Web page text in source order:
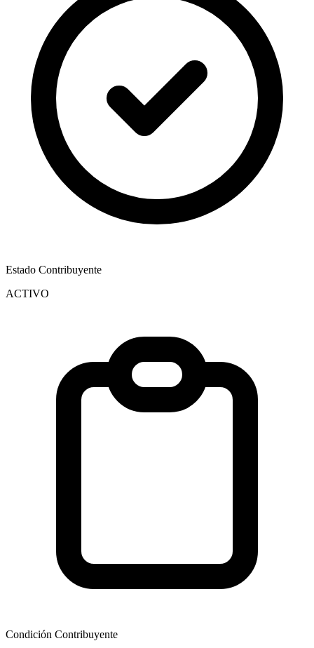
Estado Contribuyente
ACTIVO
Condición Contribuyente